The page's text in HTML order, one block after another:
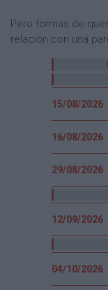
Pero formas de
relación con una
15/08/2026
16/08/2026
29/08/2026
12/09/2026
04/10/2026